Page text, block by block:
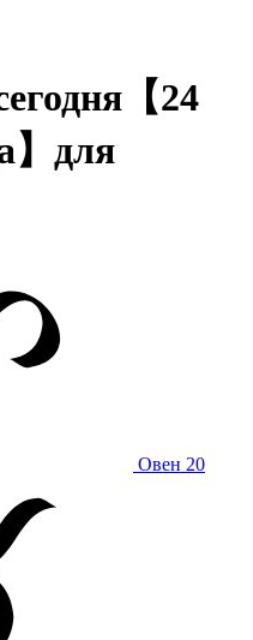
【24
】для
Овен 20